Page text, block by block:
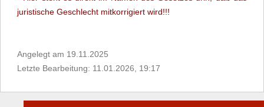
juristische Geschlecht mitkorrigiert wird!!!
Angelegt am 19.11.2025
Letzte Bearbeitung: 11.01.2026, 19:17